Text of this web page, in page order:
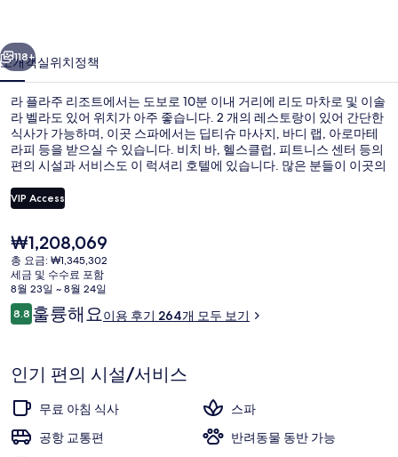
의
사
진
갤
러
리
다음
118+
소개객실위치정책
라 플라주 리조트에서는 도보로 10분 이내 거리에 리도 마차로 및 이솔
라 벨라도 있어 위치가 아주 좋습니다. 2 개의 레스토랑이 있어 간단한
식사가 가능하며, 이곳 스파에서는 딥티슈 마사지, 바디 랩, 아로마테
라피 등을 받으실 수 있습니다. 비치 바, 헬스클럽, 피트니스 센터 등의
편의 시설과 서비스도 이 럭셔리 호텔에 있습니다. 많은 분들이 이곳의
니다.
VIP Access
현
재
가
격
은
₩1,208,069
₩1,208,069
총 요금: ₩1,345,302
세금 및 수수료 포함
8월 23일 ~ 8월 24일
이
용
기
8.810점 만점 중 8.8점.
훌륭해요이용 후기 264개 모두 보기
인기 편의 시설/서비스
무료 아침 식사
스파
공항 교통편
반려동물 동반 가능